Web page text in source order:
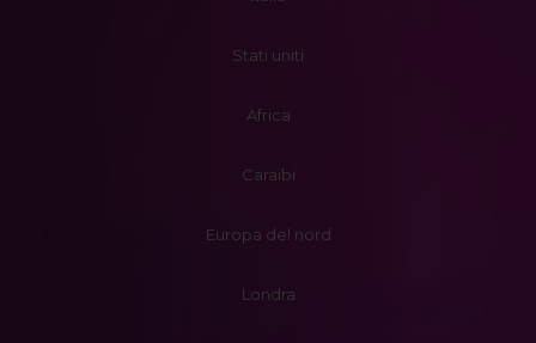
Stati uniti
Africa
Caraibi
Europa del nord
Londra